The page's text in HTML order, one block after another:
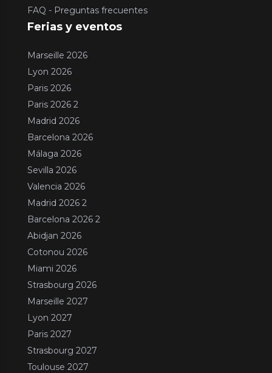
FAQ - Preguntas frecuentes
Ferias y eventos
Marseille 2026
Lyon 2026
Paris 2026
Paris 2026 2
Madrid 2026
Barcelona 2026
Málaga 2026
Sevilla 2026
Valencia 2026
Madrid 2026 2
Barcelona 2026 2
Abidjan 2026
Cotonou 2026
Miami 2026
Strasbourg 2026
Marseille 2027
Lyon 2027
Paris 2027
Strasbourg 2027
Toulouse 2027